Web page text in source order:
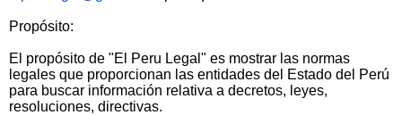
Propósito:
El propósito de "El Peru Legal" es mostrar las normas
legales que proporcionan las entidades del Estado del Perú
para buscar información relativa a decretos, leyes,
resoluciones, directivas.